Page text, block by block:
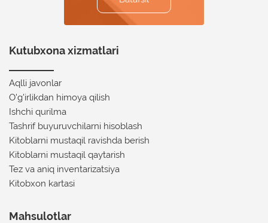
Kutubxona xizmatlari
Aqlli javonlar
O'g'irlikdan himoya qilish
Ishchi qurilma
Tashrif buyuruvchilarni hisoblash
Kitoblarni mustaqil ravishda berish
Kitoblarni mustaqil qaytarish
Tez va aniq inventarizatsiya
Kitobxon kartasi
Mahsulotlar